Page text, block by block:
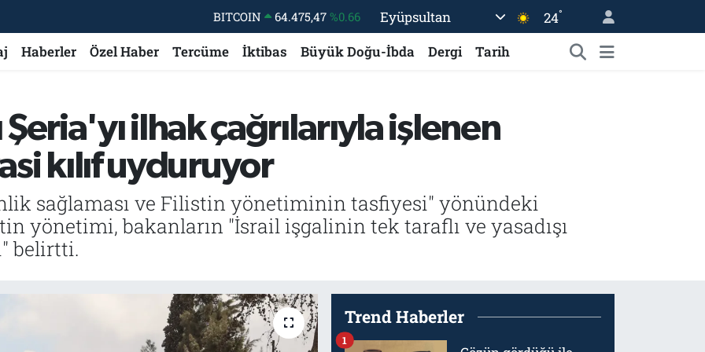
DOLAR 47,5971 %0.05
EURO
55,1336
%0.18
BİST100 13.703 %0
BITCOIN
64.475,47
Eyüpsultan 24°
Haberler Özel Haber Tercüme İktibas Büyük Doğu-İbda Dergi Tarih
Şeria'yı ilhak çağrılarıyla işlenen
kılıf uyduruyor
sağlaması ve Filistin yönetiminin tasfiyesi" yönündeki
yönetimi, bakanların "İsrail işgalinin tek taraflı ve yasadışı
belirtti.
Trend Haberler
1